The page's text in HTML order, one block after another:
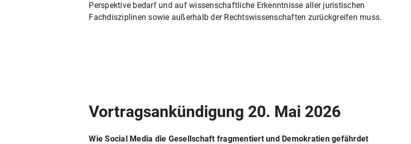
Perspektive bedarf und auf wissenschaftliche Erkenntnisse aller juristischen
Fachdisziplinen sowie außerhalb der Rechtswissenschaften zurückgreifen muss.
Vortragsankündigung 20. Mai 2026
Wie Social Media die Gesellschaft fragmentiert und Demokratien gefährdet